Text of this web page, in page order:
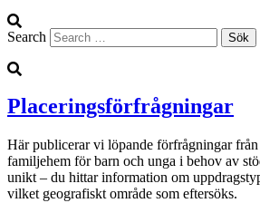
Search
Placeringsförfrågningar
Här publicerar vi löpande förfrågningar
familjehem för barn och unga i behov av
unikt – du hittar information om
vilket geografiskt område som eftersöks.